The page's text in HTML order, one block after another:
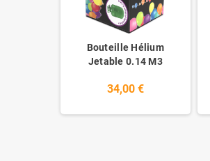
Bouteille Hélium
Jetable 0.14 M3
34,00 €